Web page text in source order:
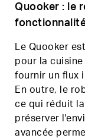
Quooker : le
Le Quooker
pour la
fournir un flux
En outre, le
ce qui réduit
préserver
avancée